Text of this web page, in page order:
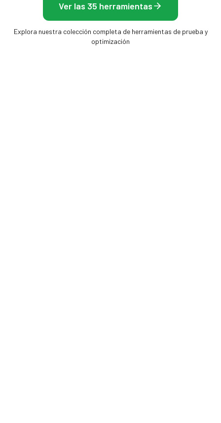
Ver las 35 herramientas
Explora nuestra colección completa de herramientas de prueba y
optimización